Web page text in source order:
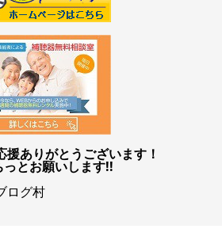
援ありがとうございます！
っとお願いします!!
ログ村